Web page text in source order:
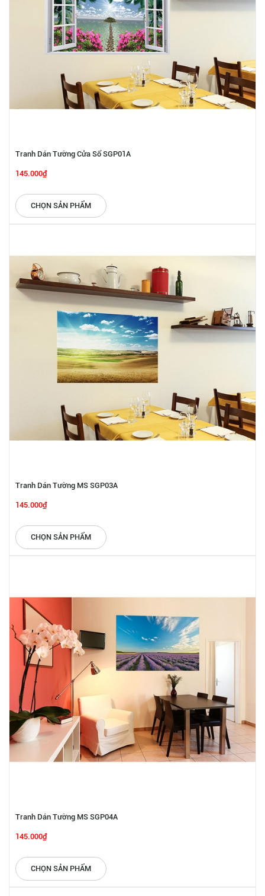
Tranh Dán Tường Cửa Sổ SGP01A
145.000₫
CHỌN SẢN PHẨM
Tranh Dán Tường MS SGP03A
145.000₫
CHỌN SẢN PHẨM
Tranh Dán Tường MS SGP04A
145.000₫
CHỌN SẢN PHẨM